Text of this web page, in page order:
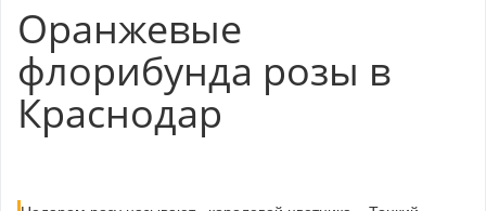
Оранжевые
флорибунда розы в
Краснодар